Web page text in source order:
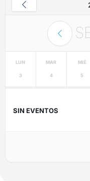
LUN
3
MAR
4
MIÉ
5
SIN EVENTOS